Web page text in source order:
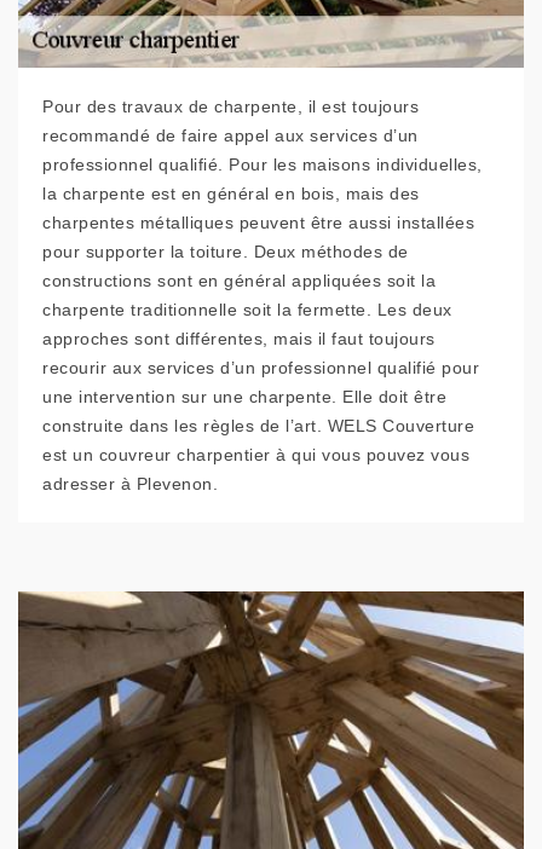
Pour des travaux de charpente, il est toujours
recommandé de faire appel aux services d’un
professionnel qualifié. Pour les maisons individuelles,
la charpente est en général en bois, mais des
charpentes métalliques peuvent être aussi installées
pour supporter la toiture. Deux méthodes de
constructions sont en général appliquées soit la
charpente traditionnelle soit la fermette. Les deux
approches sont différentes, mais il faut toujours
recourir aux services d’un professionnel qualifié pour
une intervention sur une charpente. Elle doit être
construite dans les règles de l’art. WELS Couverture
est un couvreur charpentier à qui vous pouvez vous
adresser à Plevenon.